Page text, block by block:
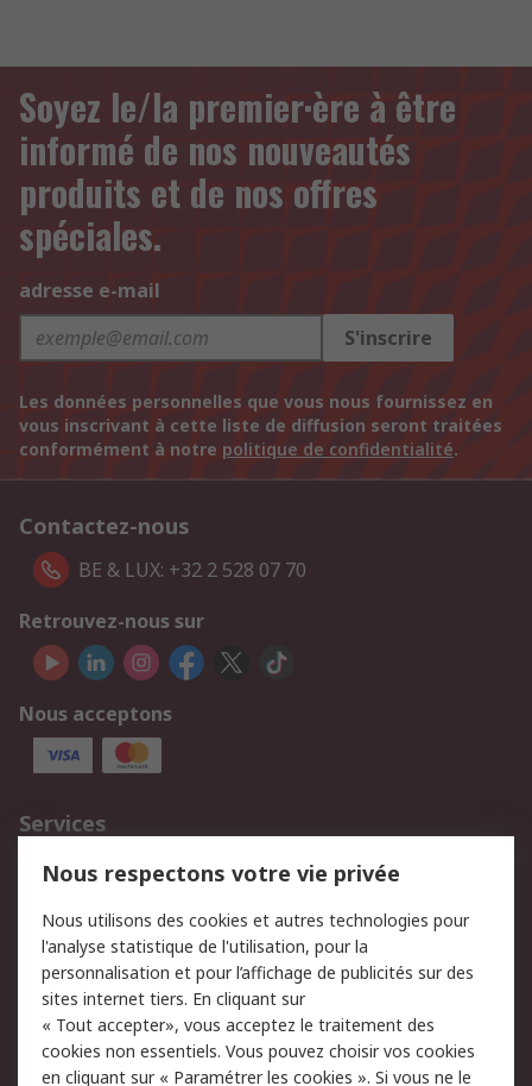
Soyez le/la premier·ère à être
informé de nos nouveautés
produits et de nos offres
spéciales.
adresse e-mail
S'inscrire
Les données personnelles que vous nous fournissez en
vous inscrivant à cette liste de diffusion seront traitées
conformément à notre politique de confidentialité.
Contactez-nous
BE & LUX: +32 2 528 07 70
Retrouvez-nous sur
Nous acceptons
Services
750.000 produits
2.500 marques
Retours
Support technique
Track & trace
Legal
Politique de cookies Sécurité des e-mails
Nous respectons votre vie privée
Nous utilisons des cookies et autres technologies pour
l'analyse statistique de l'utilisation, pour la
personnalisation et pour l’affichage de publicités sur des
sites internet tiers. En cliquant sur
« Tout accepter», vous acceptez le traitement des
cookies non essentiels. Vous pouvez choisir vos cookies
en cliquant sur « Paramétrer les cookies ». Si vous ne le